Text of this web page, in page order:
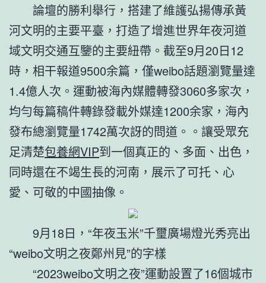
論壇的勝利舉行，搭建了維護弘揚傳承黃
河文明的主要平臺，打造了增進世界年夜河道
域文明交通互鑒的主要紐帶。截至9月20日12
時，相干報道9500余篇，僅weibo話題瀏覽量達
1.4億人次。運動被海內媒體轉發3060多家次，
均勻每篇稿件轉錄發載外媒達1200余家，海內
發布總瀏覽量1742萬次訝的問道。。讓受眾充
足清楚包養網VIP到一個真正的、多面、出色，
同時還在不竭生長的河南，展示了可托、心
愛、可敬的中國抽像。
9月18日，“年夜玉米”千璽廣場燈光秀亮出
“weibo文明之夜鄭州見”的字樣
“2023weibo文明之夜”運動設置了16個城市